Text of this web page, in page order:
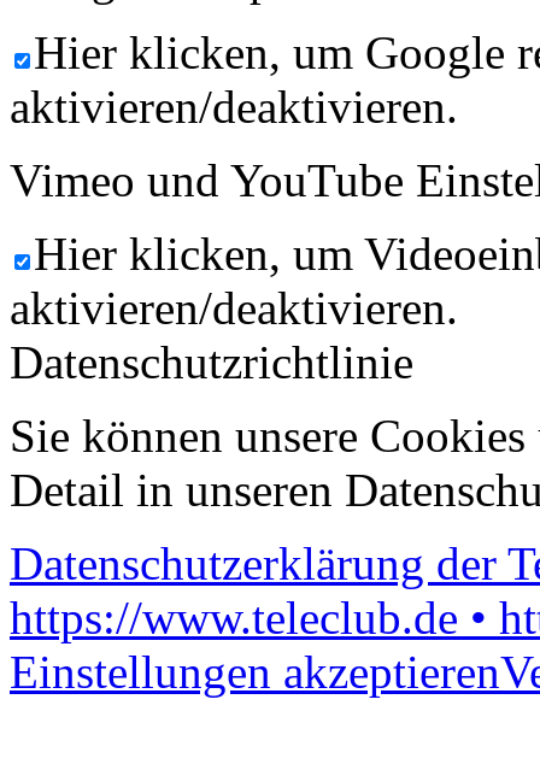
Hier klicken, um Google
aktivieren/deaktivieren.
Vimeo und YouTube
Hier klicken, um
aktivieren/deaktivieren.
Datenschutzrichtlinie
Sie können unsere
Detail in unseren
Datenschutzerklärung der
https://www.teleclub.de •
Einstellungen akzeptieren